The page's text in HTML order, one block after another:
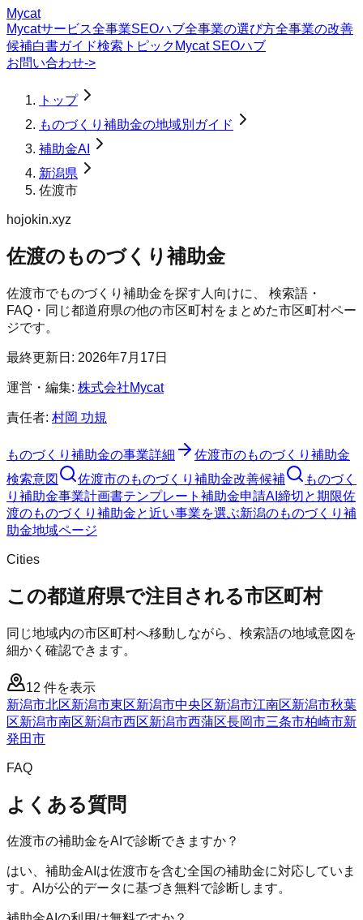
Mycat
Mycatサービス全事業SEOハブ全事業の選び方全事業の改善
候補白書ガイド検索トピック Mycat SEOハブ
お問い合わせ->
トップ
ものづくり補助金の地域別ガイド
補助金AI
新潟県
佐渡市
hojokin.xyz
佐渡のものづくり補助金
佐渡市でものづくり補助金を探す人向けに、 検索語・
FAQ・同じ都道府県の他の市区町村をまとめた市区町村ペー
ジです。
最終更新日: 2026年7月17日
運営・編集: 株式会社Mycat
責任者: 村岡 功規
ものづくり補助金の事業詳細 佐渡市のものづくり補助金
検索意図
佐渡市のものづくり補助金改善候補
ものづく
り補助金事業計画書テンプレート 補助金申請AI 締切と期限佐
渡のものづくり補助金と近い事業を選ぶ新潟のものづくり補
助金地域ページ
Cities
この都道府県で注目される市区町村
同じ地域内の市区町村へ移動しながら、検索語の地域意図を
細かく確認できます。
12 件を表示
新潟市北区新潟市東区新潟市中央区新潟市江南区新潟市秋葉
区新潟市南区新潟市西区新潟市西蒲区長岡市三条市柏崎市新
発田市
FAQ
よくある質問
佐渡市の補助金をAIで診断できますか？
はい、補助金AIは佐渡市を含む全国の補助金に対応していま
す。AIが公的データに基づき無料で診断します。